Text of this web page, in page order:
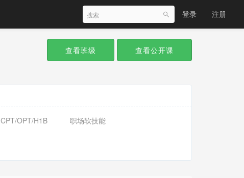
登录 注册
查看班级 查看公开课
CPT/OPT/H1B 职场软技能